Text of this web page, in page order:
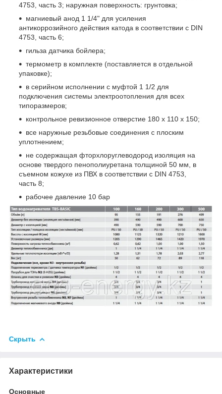
4753, часть 3; наружная поверхность: грунтовка;
магниевый анод 1 1/4" для усиления
антикоррозийного действия катода в соответствии с DIN
4753, часть 6;
гильза датчика бойлера;
термометр в комплекте (поставляется в отдельной
упаковке);
в серийном исполнении с муфтой 1 1/2 для
подключения системы электроотопления для всех
типоразмеров;
контрольное ревизионное отверстие 180 x 110 x 150;
все наружные резьбовые соединения с плоским
уплотнением;
не содержащая фторхлоруглеводород изоляция на
основе твердого пенополиуретана толщиной 50 мм, в
съемном кожухе из ПВХ в соответствии с DIN 4753,
часть 8;
рабочее давление 10 бар
Скрыть
Характеристики
Основные